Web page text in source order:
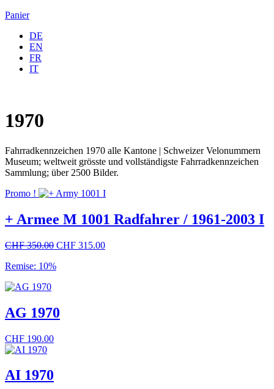
Panier
DE
EN
FR
IT
1970
Fahrradkennzeichen 1970 alle Kantone | Schweizer Velonummern
Museum; weltweit grösste und vollständigste Fahrradkennzeichen
Sammlung; über 2500 Bilder.
Promo !
+ Armee M 1001 Radfahrer / 1961-2003 I
CHF350.00 Le
initial
CHF 315.00Le
Remise: 10%
AG 1970
CHF 190.00
AI 1970